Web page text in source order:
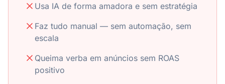
Usa IA de forma amadora e sem estratégia
Faz tudo manual — sem automação, sem
escala
Queima verba em anúncios sem ROAS
positivo